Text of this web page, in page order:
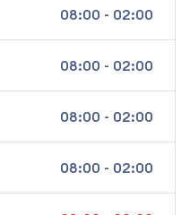
08:00 - 02:00
08:00 - 02:00
08:00 - 02:00
08:00 - 02:00